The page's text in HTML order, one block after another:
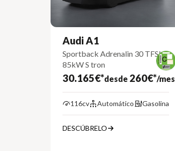
Audi A1
Sportback Adrenalin 30 TFSI
85kW S tron
30.165€*desde 260€*/mes
116cv Automático Gasolina
DESCÚBRELO